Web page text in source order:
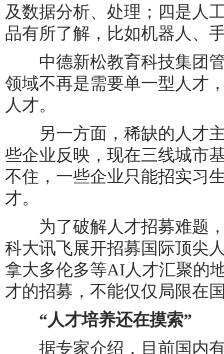
及数据分析、处理；四是人
品有所了解，比如机器人、
中德新松教育科技集团管
领域不再是需要单一型人才
人才。
另一方面，稀缺的人才主
些企业反映，现在三线城市
不住，一些企业只能招实习
才。
为了破解人才招募难题，
科大讯飞展开招募国际顶尖
拿大多伦多等AI人才汇聚的
才的招募，不能仅仅局限在
“人才培养还在摸索”
据专家介绍，目前国内有